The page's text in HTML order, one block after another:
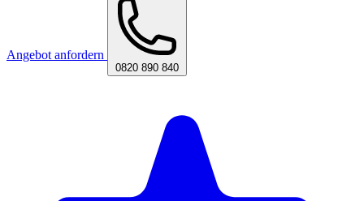
Angebot anfordern
0820 890 840